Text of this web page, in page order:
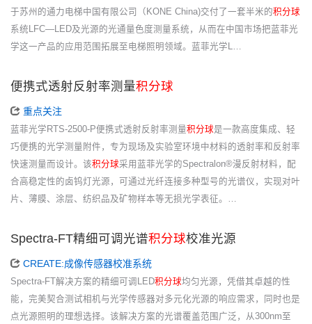
于苏州的通力电梯中国有限公司（KONE China)交付了一套半米的积分球
系统LFC—LED及光源的光通量色度测量系统，从而在中国市场把蓝菲光
学这一产品的应用范围拓展至电梯照明领域。蓝菲光学L…
便携式透射反射率测量积分球
重点关注
蓝菲光学RTS-2500-P便携式透射反射率测量积分球是一款高度集成、轻
巧便携的光学测量附件，专为现场及实验室环境中材料的透射率和反射率
快速测量而设计。该积分球采用蓝菲光学的Spectralon®漫反射材料，配
合高稳定性的卤钨灯光源，可通过光纤连接多种型号的光谱仪，实现对叶
片、薄膜、涂层、纺织品及矿物样本等无损光学表征。…
Spectra-FT精细可调光谱积分球校准光源
CREATE:成像传感器校准系统
Spectra-FT解决方案的精细可调LED积分球均匀光源，凭借其卓越的性
能，完美契合测试相机与光学传感器对多元化光源的响应需求，同时也是
点光源照明的理想选择。该解决方案的光谱覆盖范围广泛，从300nm至